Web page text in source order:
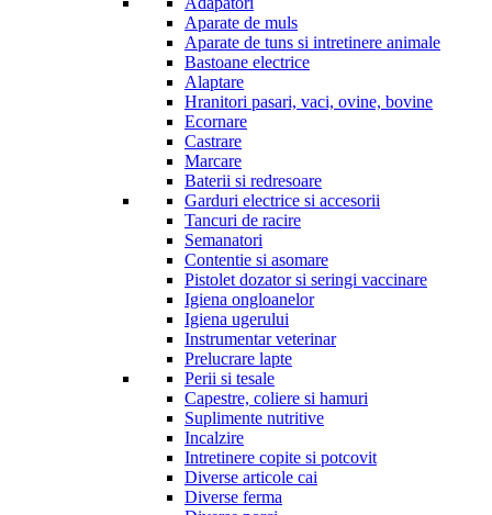
Aparate de muls
Aparate de tuns si intretinere animale
Bastoane electrice
Alaptare
Hranitori pasari, vaci, ovine, bovine
Ecornare
Castrare
Marcare
Baterii si redresoare
Garduri electrice si accesorii
Tancuri de racire
Semanatori
Contentie si asomare
Pistolet dozator si seringi vaccinare
Igiena ongloanelor
Igiena ugerului
Instrumentar veterinar
Prelucrare lapte
Perii si tesale
Capestre, coliere si hamuri
Suplimente nutritive
Incalzire
Intretinere copite si potcovit
Diverse articole cai
Diverse ferma